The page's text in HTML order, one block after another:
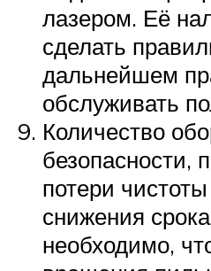
лазером. Её
сделать
дальнейшем
обслуживать
Количество
безопасности,
потери
снижения
необходимо,